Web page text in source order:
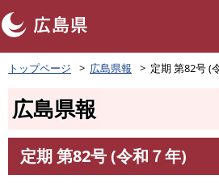
ペ
ー
頭
す
トップページ 広島県報 定期 第82号 (
広島県報
文
定期 第82号 (令和７年)